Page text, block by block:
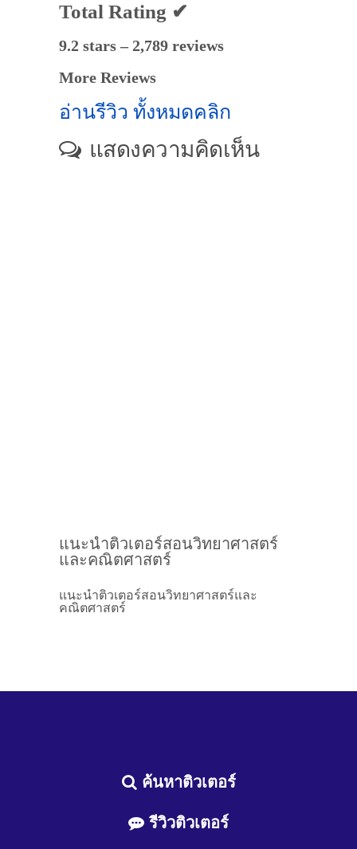
Total Rating ✔
9.2 stars – 2,789 reviews
More Reviews
อ่านรีวิว ทั้งหมดคลิก
แสดงความคิดเห็น
แนะนำติวเตอร์สอนวิทยาศาสตร์
และคณิตศาสตร์
แนะนำติวเตอร์สอนวิทยาศาสตร์และ
คณิตศาสตร์
ค้นหาติวเตอร์
รีวิวติวเตอร์